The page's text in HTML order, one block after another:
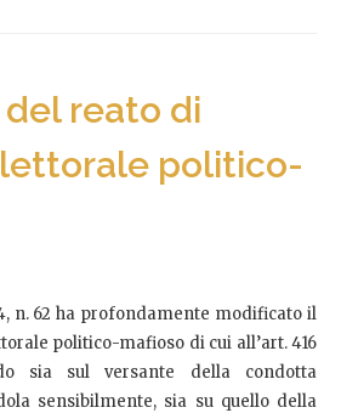
reato di
politico-
n. 62 ha profondamente modificato il
politico-mafioso di cui all’art. 416
sia sul versante della condotta
sensibilmente, sia su quello della